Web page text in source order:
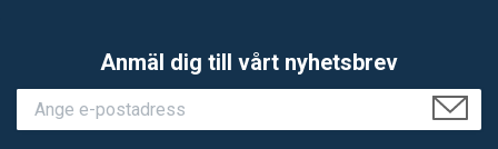
Anmäl dig till vårt nyhetsbrev